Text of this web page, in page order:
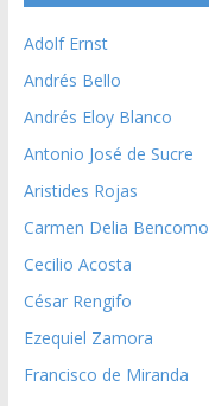
Adolf Ernst
Andrés Bello
Andrés Eloy Blanco
Antonio José de Sucre
Aristides Rojas
Carmen Delia Bencomo
Cecilio Acosta
César Rengifo
Ezequiel Zamora
Francisco de Miranda